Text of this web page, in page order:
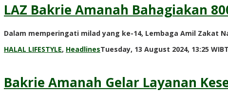
LAZ Bakrie Amanah Bahagiakan
Dalam memperingati milad yang ke-14, Lembaga Amil Zakat
HALAL LIFESTYLE, HeadlinesTuesday, 13 August 2024, 13:25 WIB
Bakrie Amanah Gelar Layanan